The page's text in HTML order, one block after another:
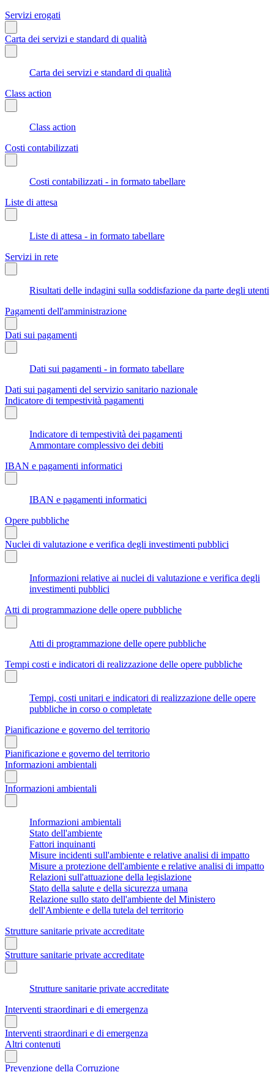
Servizi erogati
Carta dei servizi e standard di qualità
Carta dei servizi e standard di qualità
Class action
Class action
Costi contabilizzati
Costi contabilizzati - in formato tabellare
Liste di attesa
Liste di attesa - in formato tabellare
Servizi in rete
Risultati delle indagini sulla soddisfazione da parte degli utenti
Pagamenti dell'amministrazione
Dati sui pagamenti
Dati sui pagamenti - in formato tabellare
Dati sui pagamenti del servizio sanitario nazionale
Indicatore di tempestività pagamenti
Indicatore di tempestività dei pagamenti
Ammontare complessivo dei debiti
IBAN e pagamenti informatici
IBAN e pagamenti informatici
Opere pubbliche
Nuclei di valutazione e verifica degli investimenti pubblici
Informazioni relative ai nuclei di valutazione e verifica degli
investimenti pubblici
Atti di programmazione delle opere pubbliche
Atti di programmazione delle opere pubbliche
Tempi costi e indicatori di realizzazione delle opere pubbliche
Tempi, costi unitari e indicatori di realizzazione delle opere
pubbliche in corso o completate
Pianificazione e governo del territorio
Pianificazione e governo del territorio
Informazioni ambientali
Informazioni ambientali
Informazioni ambientali
Stato dell'ambiente
Fattori inquinanti
Misure incidenti sull'ambiente e relative analisi di impatto
Misure a protezione dell'ambiente e relative analisi di impatto
Relazioni sull'attuazione della legislazione
Stato della salute e della sicurezza umana
Relazione sullo stato dell'ambiente del Ministero
dell'Ambiente e della tutela del territorio
Strutture sanitarie private accreditate
Strutture sanitarie private accreditate
Strutture sanitarie private accreditate
Interventi straordinari e di emergenza
Interventi straordinari e di emergenza
Altri contenuti
Prevenzione della Corruzione